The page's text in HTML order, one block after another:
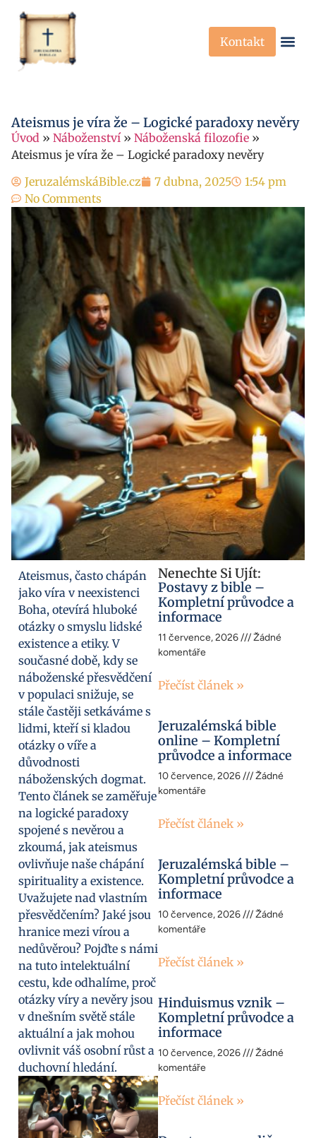
Kontakt
Ateismus je víra že – Logické paradoxy nevěry
Úvod » Náboženství » Náboženská filozofie »
Ateismus je víra že – Logické paradoxy nevěry
JeruzalémskáBible.cz
7 dubna, 2025
1:54 pm
No Comments
Ateismus, často chápán
jako víra v neexistenci
Boha, otevírá hluboké
otázky o smyslu lidské
existence a etiky. V
současné době, kdy se
náboženské přesvědčení
v populaci snižuje, se
stále častěji setkáváme s
lidmi, kteří si kladou
otázky o víře a
důvodnosti
náboženských dogmat.
Tento článek se zaměřuje
na logické paradoxy
spojené s nevěrou a
zkoumá, jak ateismus
ovlivňuje naše chápání
spirituality a existence.
Uvažujete nad vlastním
přesvědčením? Jaké jsou
hranice mezi vírou a
nedůvěrou? Pojďte s námi
na tuto intelektuální
cestu, kde odhalíme, proč
otázky víry a nevěry jsou
v dnešním světě stále
aktuální a jak mohou
ovlivnit váš osobní růst a
duchovní hledání.
Nenechte Si Ujít:
Postavy z bible –
Kompletní průvodce a
informace
11 července, 2026
Žádné
komentáře
Přečíst článek »
Jeruzalémská bible
online – Kompletní
průvodce a informace
10 července, 2026
Žádné
komentáře
Přečíst článek »
Jeruzalémská bible –
Kompletní průvodce a
informace
10 července, 2026
Žádné
komentáře
Přečíst článek »
Hinduismus vznik –
Kompletní průvodce a
informace
10 července, 2026
Žádné
komentáře
Přečíst článek »